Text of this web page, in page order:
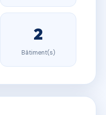
2
Bâtiment(s)